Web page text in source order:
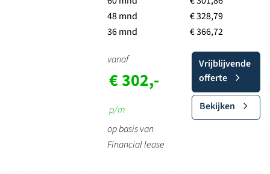
48 mnd
36 mnd
€ 328,79
€ 366,72
vanaf
€ 302,-
p/m
op basis van
Financial lease
Vrijblijvende
offerte
Bekijken